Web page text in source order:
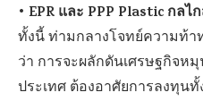
• EPR และ PPP Plastic กล
ทั้งนี้ ท่ามกลางโจทย์ความท้
ว่า การจะผลักดันเศรษฐกิจห
ประเทศ ต้องอาศัยการลงทุน